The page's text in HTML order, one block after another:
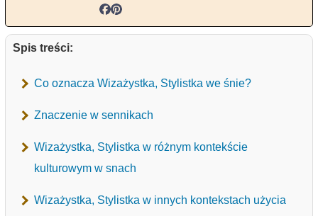
Spis treści:
Co oznacza Wizażystka, Stylistka we śnie?
Znaczenie w sennikach
Wizażystka, Stylistka w różnym kontekście
kulturowym w snach
Wizażystka, Stylistka w innych kontekstach użycia